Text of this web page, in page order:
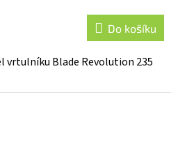
Do košíku
vrtulníku Blade Revolution 235